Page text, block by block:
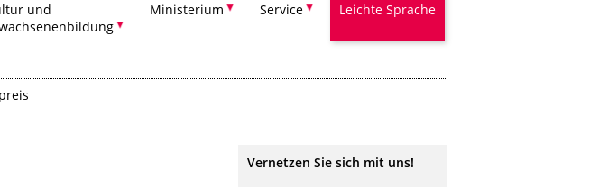
und
Ministerium Service Leichte Sprache
Vernetzen Sie sich mit uns!